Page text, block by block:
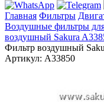
Главная Фильтры
Воздушные фильтры
воздушный Sakura
Фильтр воздушный
Артикул: A33850